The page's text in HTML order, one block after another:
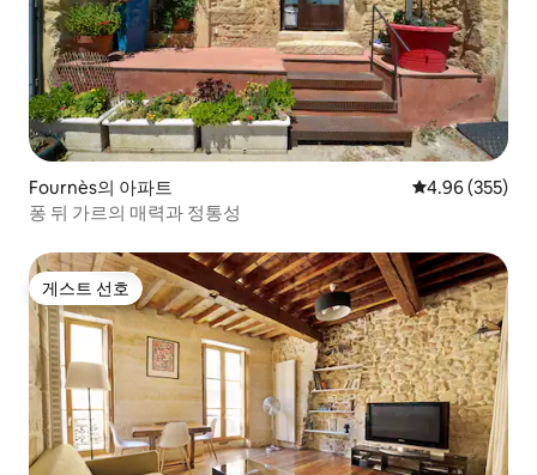
Fournès의 아파트 평점 4.96점(5
4.96 (355)
퐁 뒤 가르의 매력과 정통성
게스트 선호
게스트 선호